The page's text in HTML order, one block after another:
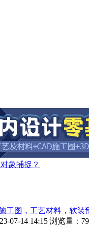
象捕捉？
图，工艺材料，软装
07-14 14:15 浏览量：